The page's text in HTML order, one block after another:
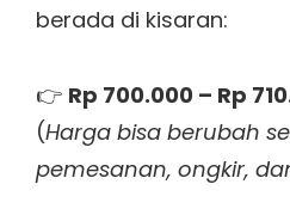
berada di kisaran:
👉 Rp 700.000 – Rp
(Harga bisa berubah
pemesanan, ongkir,